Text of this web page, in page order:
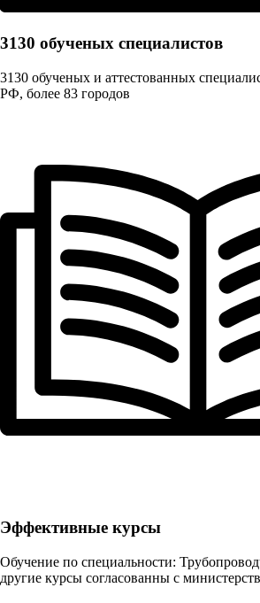
3130 обученых cпециалистов
3130 обученых и аттестованных
РФ, более 83 городов
Эффективные курсы
Обучение по специальности:
другие курсы согласованны с